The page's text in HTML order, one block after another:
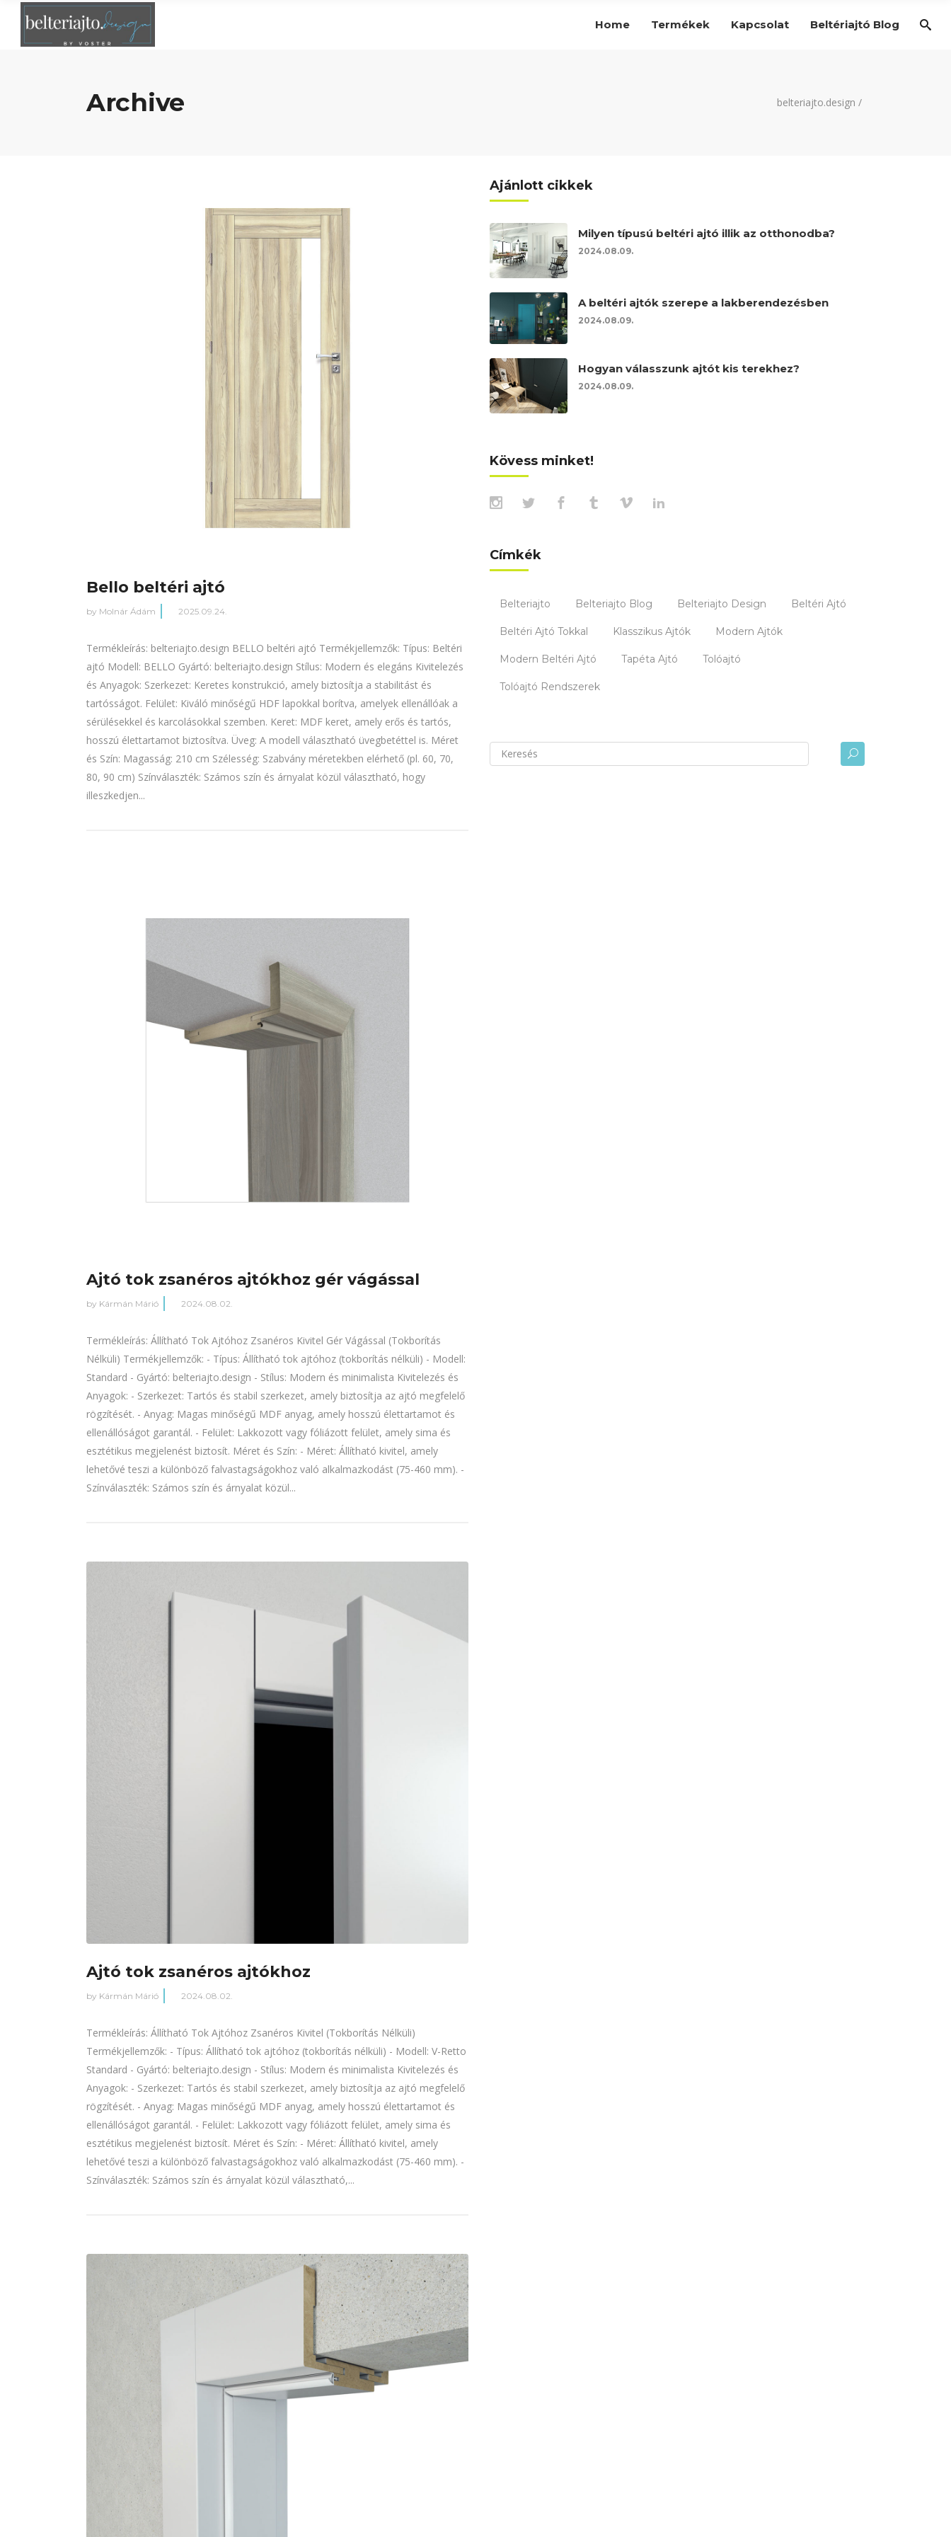
Home Termékek Kapcsolat Beltériajtó Blog
Archive belteriajto.design /
Bello beltéri ajtó
by Molnár Ádám 2025.09.24.
Termékleírás: belteriajto.design BELLO beltéri ajtó Termékjellemzők: Típus: Beltéri
ajtó Modell: BELLO Gyártó: belteriajto.design Stílus: Modern és elegáns Kivitelezés
és Anyagok: Szerkezet: Keretes konstrukció, amely biztosítja a stabilitást és
tartósságot. Felület: Kiváló minőségű HDF lapokkal borítva, amelyek ellenállóak a
sérülésekkel és karcolásokkal szemben. Keret: MDF keret, amely erős és tartós,
hosszú élettartamot biztosítva. Üveg: A modell választható üvegbetéttel is. Méret
és Szín: Magasság: 210 cm Szélesség: Szabvány méretekben elérhető (pl. 60, 70,
80, 90 cm) Színválaszték: Számos szín és árnyalat közül választható, hogy
illeszkedjen...
Ajtó tok zsanéros ajtókhoz gér vágással
by Kármán Márió 2024.08.02.
Termékleírás: Állítható Tok Ajtóhoz Zsanéros Kivitel Gér Vágással (Tokborítás
Nélküli) Termékjellemzők: - Típus: Állítható tok ajtóhoz (tokborítás nélküli) - Modell:
Standard - Gyártó: belteriajto.design - Stílus: Modern és minimalista Kivitelezés és
Anyagok: - Szerkezet: Tartós és stabil szerkezet, amely biztosítja az ajtó megfelelő
rögzítését. - Anyag: Magas minőségű MDF anyag, amely hosszú élettartamot és
ellenállóságot garantál. - Felület: Lakkozott vagy fóliázott felület, amely sima és
esztétikus megjelenést biztosít. Méret és Szín: - Méret: Állítható kivitel, amely
lehetővé teszi a különböző falvastagságokhoz való alkalmazkodást (75-460 mm). -
Színválaszték: Számos szín és árnyalat közül...
Ajtó tok zsanéros ajtókhoz
by Kármán Márió 2024.08.02.
Termékleírás: Állítható Tok Ajtóhoz Zsanéros Kivitel (Tokborítás Nélküli)
Termékjellemzők: - Típus: Állítható tok ajtóhoz (tokborítás nélküli) - Modell: V-Retto
Standard - Gyártó: belteriajto.design - Stílus: Modern és minimalista Kivitelezés és
Anyagok: - Szerkezet: Tartós és stabil szerkezet, amely biztosítja az ajtó megfelelő
rögzítését. - Anyag: Magas minőségű MDF anyag, amely hosszú élettartamot és
ellenállóságot garantál. - Felület: Lakkozott vagy fóliázott felület, amely sima és
esztétikus megjelenést biztosít. Méret és Szín: - Méret: Állítható kivitel, amely
lehetővé teszi a különböző falvastagságokhoz való alkalmazkodást (75-460 mm). -
Színválaszték: Számos szín és árnyalat közül választható,...
Ajánlott cikkek
Milyen típusú beltéri ajtó illik az otthonodba?
2024.08.09.
A beltéri ajtók szerepe a lakberendezésben
2024.08.09.
Hogyan válasszunk ajtót kis terekhez?
2024.08.09.
Kövess minket!
Címkék
Belteriajto Belteriajto Blog Belteriajto Design Beltéri Ajtó
Beltéri Ajtó Tokkal Klasszikus Ajtók Modern Ajtók
Modern Beltéri Ajtó Tapéta Ajtó Tolóajtó
Tolóajtó Rendszerek
Keresés
erre:
U